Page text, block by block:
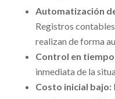
Automatización
Registros
realizan de forma
Control en
inmediata de la
Costo inicial bajo: